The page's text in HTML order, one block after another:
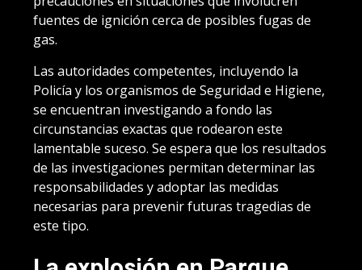
fuentes de ignición cerca de posibles fugas de
gas.
Las autoridades competentes, incluyendo la
Policía y los organismos de Seguridad e Higiene,
se encuentran investigando a fondo las
circunstancias exactas que rodearon este
lamentable suceso. Se espera que los resultados
de las investigaciones permitan determinar las
responsabilidades y adoptar las medidas
necesarias para prevenir futuras tragedias de
este tipo.